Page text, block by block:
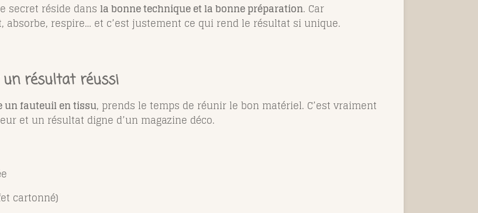
secret réside dans la bonne technique et la bonne préparation. Car
respire… et c’est justement ce qui rend le résultat si unique.
un résultat réussi
un fauteuil en tissu, prends le temps de réunir le bon matériel. C’est vraiment
et un résultat digne d’un magazine déco.
cartonné)